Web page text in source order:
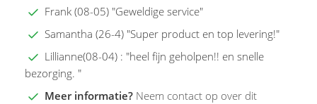
Frank (08-05) "Geweldige service"
Samantha (26-4) "Super product en top levering!"
Lillianne(08-04) : "heel fijn geholpen!! en snelle
bezorging. "
Meer informatie? Neem contact op over dit